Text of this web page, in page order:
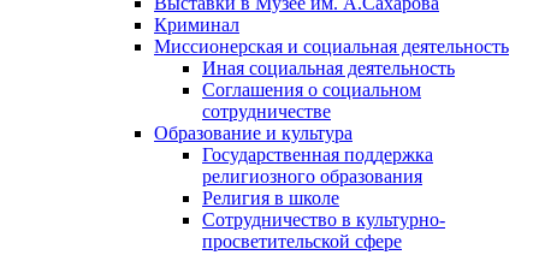
Криминал
Миссионерская и социальная деятельность
Иная социальная деятельность
Соглашения о социальном
сотрудничестве
Образование и культура
Государственная поддержка
религиозного образования
Религия в школе
Сотрудничество в культурно-
просветительской сфере